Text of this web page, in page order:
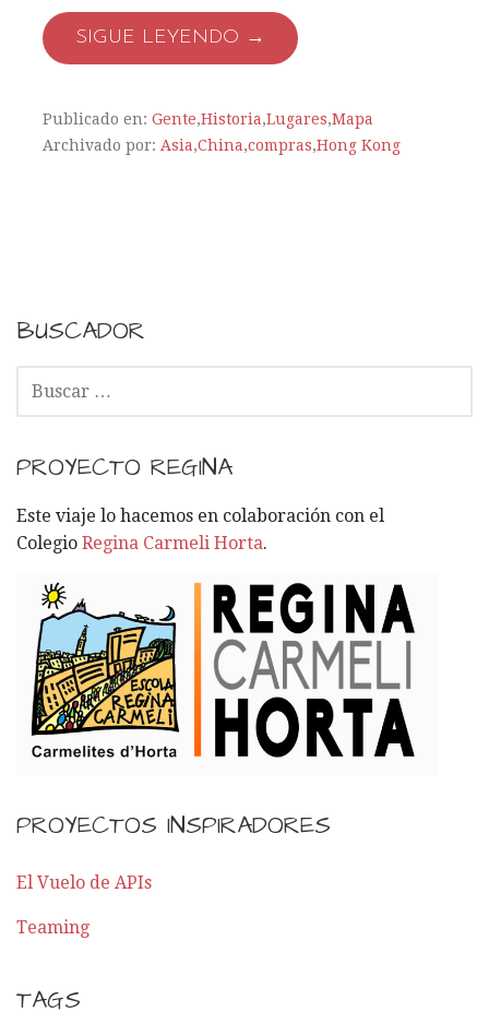
SIGUE LEYENDO →
Publicado en: Gente,Historia,Lugares,Mapa
Archivado por: Asia,China,compras,Hong Kong
BUSCADOR
C
R
:
PROYECTO REGINA
Este viaje lo hacemos en colaboración con el
Colegio Regina Carmeli Horta.
PROYECTOS INSPIRADORES
El Vuelo de APIs
Teaming
TAGS